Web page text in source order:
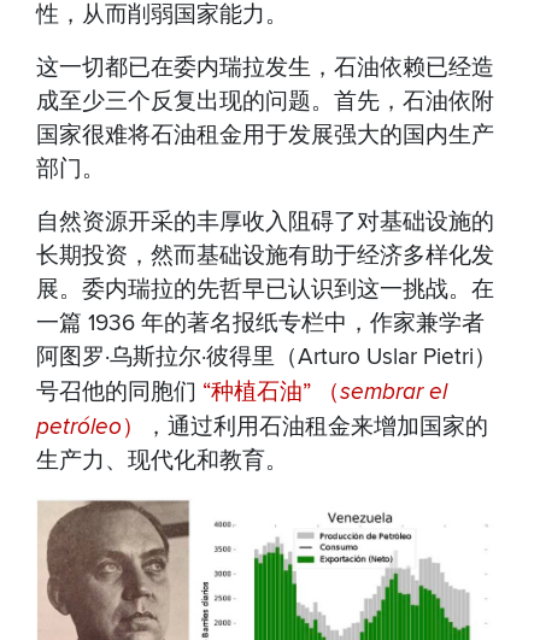
性，从而削弱国家能力。
这一切都已在委内瑞拉发生，石油依赖已经造
成至少三个反复出现的问题。首先，石油依附
国家很难将石油租金用于发展强大的国内生产
部门。
自然资源开采的丰厚收入阻碍了对基础设施的
长期投资，然而基础设施有助于经济多样化发
展。委内瑞拉的先哲早已认识到这一挑战。在
一篇 1936 年的著名报纸专栏中，作家兼学者
阿图罗·乌斯拉尔·彼得里（Arturo Uslar Pietri）
号召他的同胞们 “种植石油” （sembrar el
petróleo）
，通过利用石油租金来增加国家的
生产力、现代化和教育。